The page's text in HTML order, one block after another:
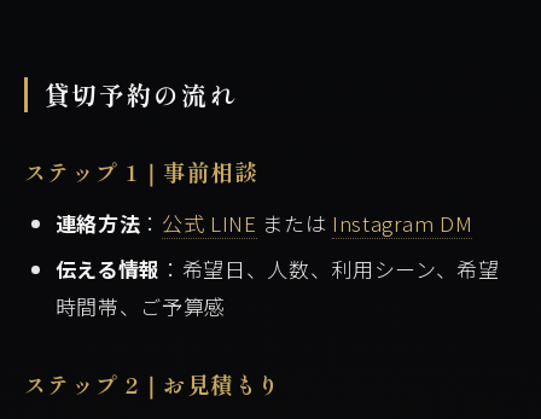
貸切予約の流れ
ステップ 1｜事前相談
連絡方法 ： 公式 LINE または Instagram DM
伝える情報 ：希望日、人数、利用シーン、希望
時間帯、ご予算感
ステップ 2｜お見積もり